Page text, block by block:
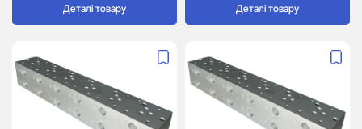
Деталі товару Деталі товару